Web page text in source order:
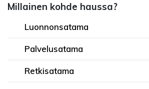
Millainen kohde haussa?
Luonnonsatama
Palvelusatama
Retkisatama